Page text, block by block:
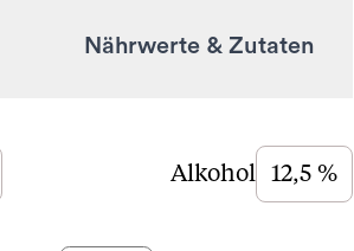
Nährwerte & Zutaten
Alkohol
12,5 %